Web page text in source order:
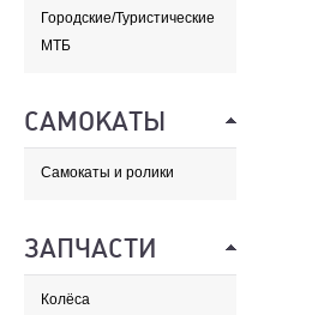
Городские/Туристические
МТБ
САМОКАТЫ
Самокаты и ролики
ЗАПЧАСТИ
Колёса